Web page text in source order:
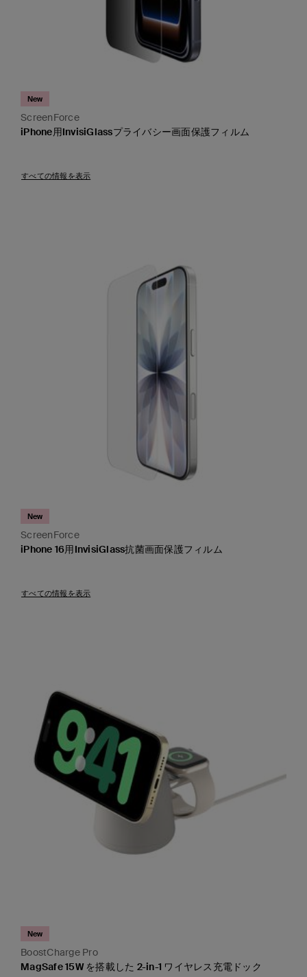
ScreenForce
New
iPhone用InvisiGlassプライバシー画面保護フィルム
すべての情報を表示
ScreenForce
New
iPhone 16用InvisiGlass抗菌画面保護フィルム
すべての情報を表示
BoostCharge Pro
New
MagSafe 15W を搭載した 2-in-1 ワイヤレス充電ドック